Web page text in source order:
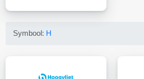
Symbool: H